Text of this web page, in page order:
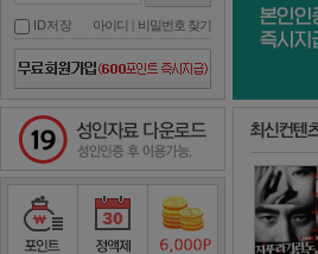
7 나를 찾아줘
9 넷플릭스
10 남산의 부장들
1 지푸라기
ID저장 아이디 | 비밀번호 찾기
포인트충전 정액제서비스포인트무료충전